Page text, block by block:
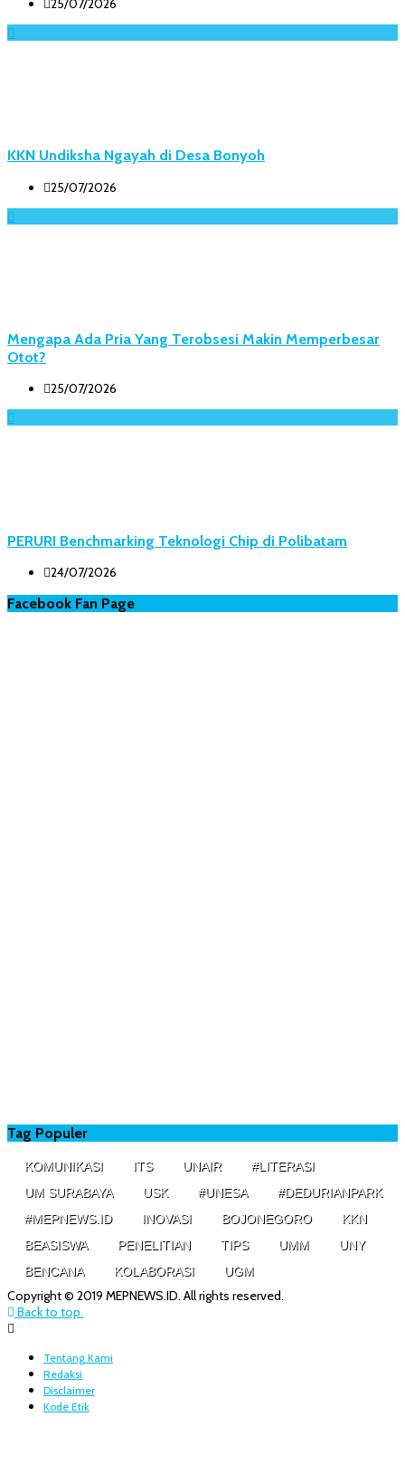
25/07/2026
KKN Undiksha Ngayah di Desa Bonyoh
25/07/2026
Mengapa Ada Pria Yang Terobsesi Makin Memperbesar
Otot?
25/07/2026
PERURI Benchmarking Teknologi Chip di Polibatam
24/07/2026
Facebook Fan Page
Tag Populer
KOMUNIKASI ITS UNAIR
#LITERASI
UM SURABAYA
USK #UNESA
#DEDURIANPARK
#MEPNEWS.ID
INOVASI BOJONEGORO
KKN
BEASISWA
PENELITIAN TIPS UMM
UNY
BENCANA
KOLABORASI UGM
Copyright © 2019 MEPNEWS.ID. All rights reserved.
Back to top.
Tentang Kami
Redaksi
Disclaimer
Kode Etik